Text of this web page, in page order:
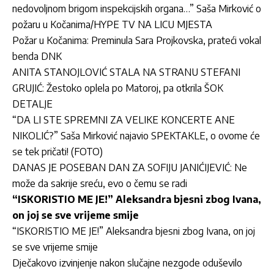
nedovoljnom brigom inspekcijskih organa…” Saša Mirković o
požaru u Kočanima/HYPE TV NA LICU MJESTA
Požar u Kočanima: Preminula Sara Projkovska, prateći vokal
benda DNK
ANITA STANOJLOVIĆ STALA NA STRANU STEFANI
GRUJIĆ: Žestoko oplela po Matoroj, pa otkrila ŠOK
DETALJE
“DA LI STE SPREMNI ZA VELIKE KONCERTE ANE
NIKOLIĆ?” Saša Mirković najavio SPEKTAKLE, o ovome će
se tek pričati! (FOTO)
DANAS JE POSEBAN DAN ZA SOFIJU JANIĆIJEVIĆ: Ne
može da sakrije sreću, evo o čemu se radi
“ISKORISTIO ME JE!” Aleksandra bjesni zbog Ivana,
on joj se sve vrijeme smije
“ISKORISTIO ME JE!” Aleksandra bjesni zbog Ivana, on joj
se sve vrijeme smije
Dječakovo izvinjenje nakon slučajne nezgode oduševilo